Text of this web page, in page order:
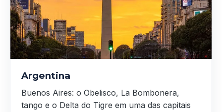
Argentina
Buenos Aires: o Obelisco, La Bombonera,
tango e o Delta do Tigre em uma das capitais